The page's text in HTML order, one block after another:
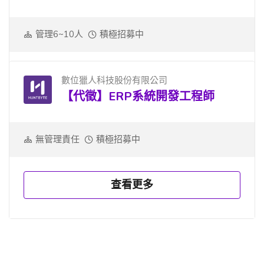
管理6~10人 積極招募中
數位獵人科技股份有限公司
【代徵】ERP系統開發工程師
無管理責任 積極招募中
查看更多